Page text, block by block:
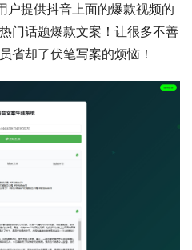
户提供抖音上面的爆款视频的
门话题爆款文案！让很多不善
省却了伏笔写案的烦恼！